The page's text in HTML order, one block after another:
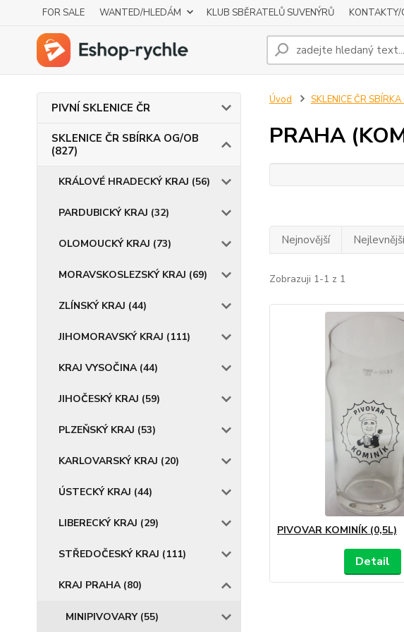
FOR SALE WANTED/HLEDÁM KLUB SBĚRATELŮ SUVENÝRŮ
PIVNÍ SKLENICE ČR
SKLENICE ČR SBÍRKA OG/OB
(827)
KRÁLOVÉ HRADECKÝ KRAJ (56)
PARDUBICKÝ KRAJ (32)
OLOMOUCKÝ KRAJ (73)
MORAVSKOSLEZSKÝ KRAJ (69)
ZLÍNSKÝ KRAJ (44)
JIHOMORAVSKÝ KRAJ (111)
KRAJ VYSOČINA (44)
JIHOČESKÝ KRAJ (59)
PLZEŇSKÝ KRAJ (53)
KARLOVARSKÝ KRAJ (20)
ÚSTECKÝ KRAJ (44)
LIBERECKÝ KRAJ (29)
STŘEDOČESKÝ KRAJ (111)
KRAJ PRAHA (80)
MINIPIVOVARY (55)
Úvod SKLENICE ČR
PRAHA
Nejnovější Nejlevnější
Zobrazuji 1-1 z 1
PIVOVAR KOMINÍK (0,5L)
Detail